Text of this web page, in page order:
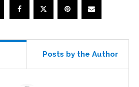
Posts by the Author